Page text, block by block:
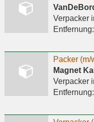
Verpacker
Entfernung:
Packer (m/
Magnet
Verpacker
Entfernung: